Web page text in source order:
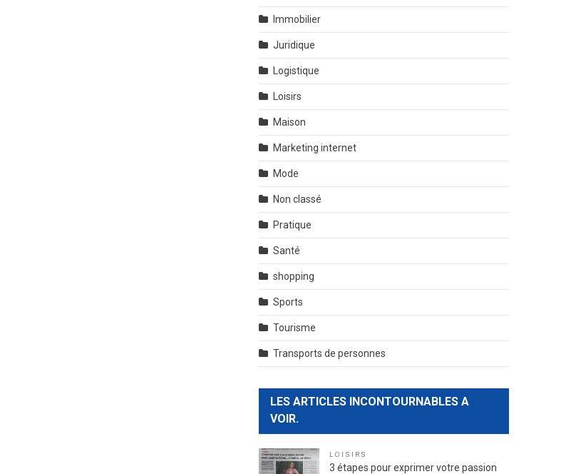
Immobilier
Juridique
Logistique
Loisirs
Maison
Marketing internet
Mode
Non classé
Pratique
Santé
shopping
Sports
Tourisme
Transports de personnes
LES ARTICLES INCONTOURNABLES A
VOIR.
LOISIRS
3 étapes pour exprimer votre passion